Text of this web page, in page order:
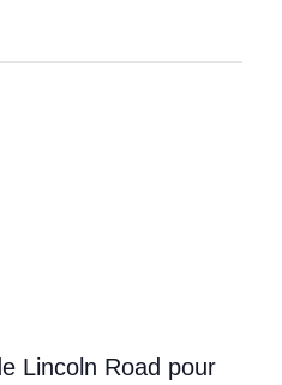
Lincoln Road pour